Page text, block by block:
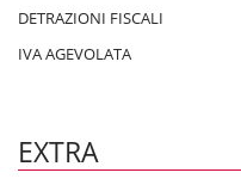
DETRAZIONI FISCALI
IVA AGEVOLATA
EXTRA